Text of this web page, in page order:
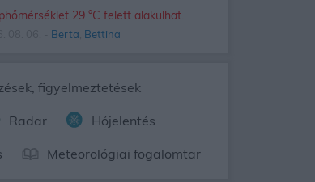
29 °C felett alakulhat.
Berta Bettina
figyelmeztetések
Radar Hójelentés
Meteorológiai fogalomtar